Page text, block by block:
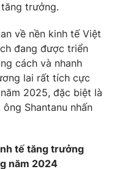
trưởng.
về nền kinh tế Việt
đang được triển
cách và nhanh
lai rất tích cực
2025, đặc biệt là
Shantanu nhấn
tế tăng trưởng
năm 2024